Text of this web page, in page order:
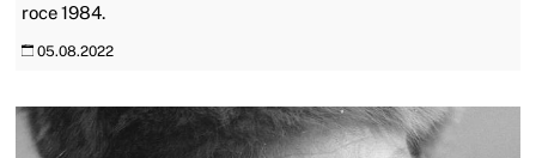
roce 1984.
05.08.2022